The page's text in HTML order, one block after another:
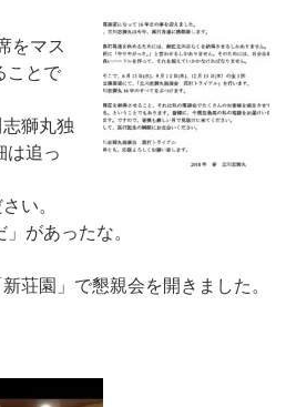
をマス
ことで
獅丸独
は追っ
い。
があったな。
荘園」で懇親会を開きました。